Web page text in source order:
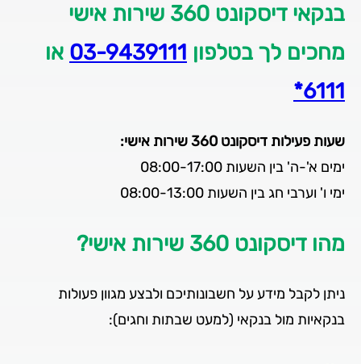
בנקאי דיסקונט 360 שירות אישי
מחכים לך בטלפון 03-9439111 או
6111*
שעות פעילות דיסקונט 360 שירות אישי:
ימים א'-ה' בין השעות 08:00-17:00
ימי ו' וערבי חג בין השעות 08:00-13:00
מהו דיסקונט 360 שירות אישי?
ניתן לקבל מידע על חשבונותיכם ולבצע מגוון פעולות
בנקאיות מול בנקאי (למעט שבתות וחגים):